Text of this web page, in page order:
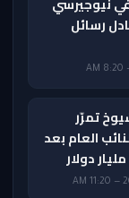
رسائل
تمرّر
العام بعد